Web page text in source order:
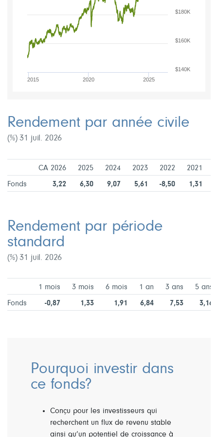
2020
2015 2025
$140K
$160K
$180K
Rendement par année civile
(%) 31 juil. 2026
CA 2026 2025 2024 2023 2022 2021
Fonds 3,22 6,30 9,07 5,61 -8,50 1,31
Rendement par période
standard
(%) 31 juil. 2026
1 mois 3 mois 6 mois 1 an 3 ans 5 ans
Fonds -0,87 1,33 1,91 6,84 7,53 3,16
Pourquoi investir dans
ce fonds?
Conçu pour les investisseurs qui
recherchent un flux de revenu stable
ainsi qu’un potentiel de croissance à